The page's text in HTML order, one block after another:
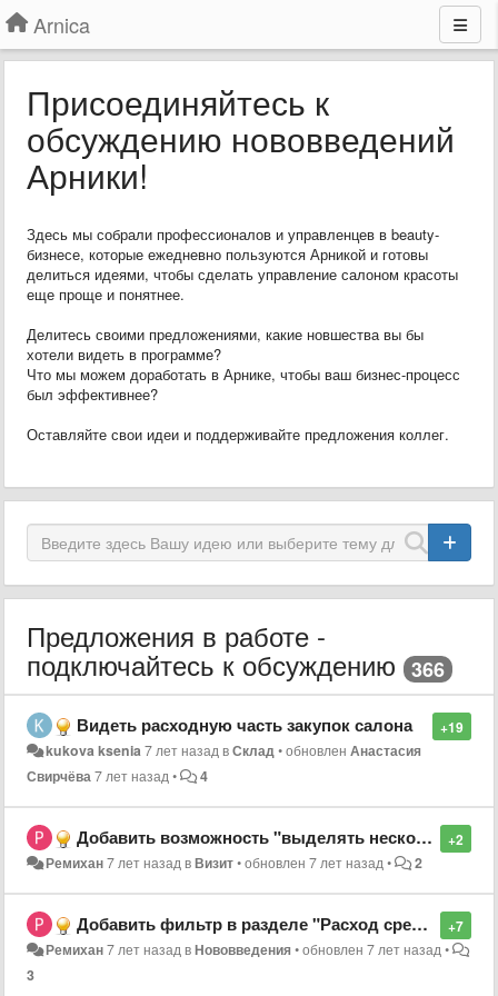
Arnica
Присоединяйтесь к
обсуждению нововведений
Арники!
Здесь мы собрали профессионалов и управленцев в beauty-
бизнесе, которые ежедневно пользуются Арникой и готовы
делиться идеями, чтобы сделать управление салоном красоты
еще проще и понятнее.
Делитесь своими предложениями, какие новшества вы бы
хотели видеть в программе?
Что мы можем доработать в Арнике, чтобы ваш бизнес-процесс
был эффективнее?
Оставляйте свои идеи и поддерживайте предложения коллег.
Предложения в работе -
подключайтесь к обсуждению 366
+19
Видеть расходную часть закупок салона
kukova ksenia7 лет назадвСклад•обновленАнастасия
Свирчёва7 лет назад• 4
+2
Добавить возможность "выделять несколько позиций" из списка для удаления
Ремихан7 лет назадвВизит•обновлен7 лет назад• 2
+7
Добавить фильтр в разделе "Расход средств" поиск по "сумме"
Ремихан7 лет назадвНововведения•обновлен7 лет назад•
3